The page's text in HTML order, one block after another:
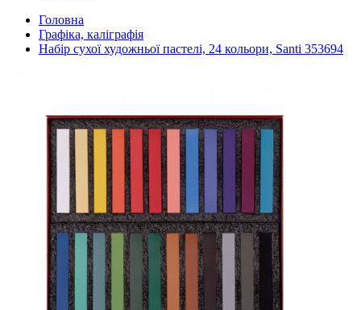
Головна
Графіка, каліграфія
Набір сухої художньої пастелі, 24 кольори, Santi 353694